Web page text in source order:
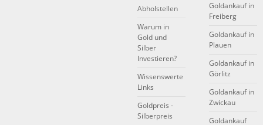
Abholstellen
Warum in
Gold und
Silber
Investieren?
Wissenswerte
Links
Goldpreis -
Silberpreis
Goldankauf in
Freiberg
Goldankauf in
Plauen
Goldankauf in
Görlitz
Goldankauf in
Zwickau
Goldankauf